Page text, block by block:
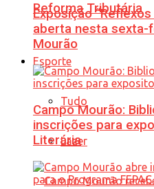
Reforma Tributária
Esporte
Tudo
Lazer
Exposição
aberta nesta sexta-
Mourão
Campo Mourão:
inscrições para
Literária